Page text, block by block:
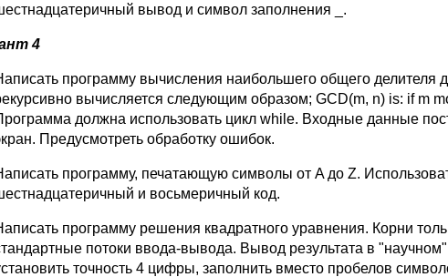
вывод и символ заполнения _.
4
программу вычисления наибольшего общего делителя
вычисляется следующим образом; GCD(m, n) is: if m
должна использовать цикл while. Входные данные
Предусмотреть обработку ошибок.
программу, печатающую символы от A до Z.
и восьмеричный код.
программу решения квадратного уравнения. Корни
потоки ввода-вывода. Вывод результата в
точность 4 цифры, заполнить вместо пробелов